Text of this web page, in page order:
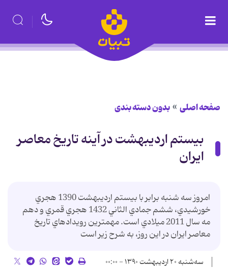
صفحه اصلی بدون دسته بندی
بیستم اردیبهشت در آینه تاریخ معاصر
ایران
امروز سه شنبه برابر با بيستم ارديبهشت 1390 هجري
خورشيدي، ششم جمادي الثاني 1432 هجري قمري و دهم
مه سال 2011 ميلادي است. مهمترين رويدادهاي تاريخ
معاصر ايران در اين روز، به شرح زير است
سه‌شنبه ۲۰ اردیبهشت ۱۳۹۰ - ۰۰:۰۰